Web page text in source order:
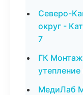
Северо-
округ -
7
ГК
МедиЛаб